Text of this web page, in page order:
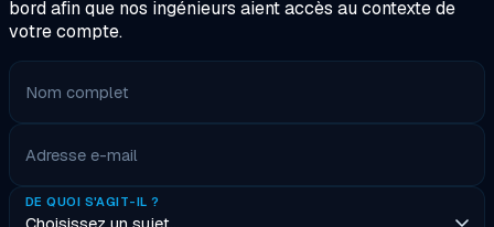
bord afin que nos ingénieurs aient accès au contexte de
votre compte.
Nom complet
Adresse e-mail
DE QUOI S'AGIT-IL ?